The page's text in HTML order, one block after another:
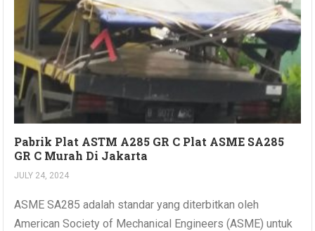
Pabrik Plat ASTM A285 GR C Plat ASME SA285
GR C Murah Di Jakarta
JULY 24, 2024
ASME SA285 adalah standar yang diterbitkan oleh
American Society of Mechanical Engineers (ASME) untuk